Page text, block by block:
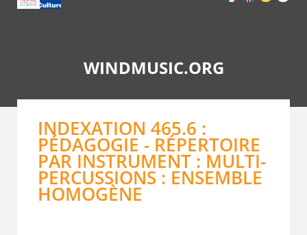
WINDMUSIC.ORG
INDEXATION 465.6 :
PÉDAGOGIE - RÉPERTOIRE
PAR INSTRUMENT : MULTI-
PERCUSSIONS : ENSEMBLE
HOMOGÈNE